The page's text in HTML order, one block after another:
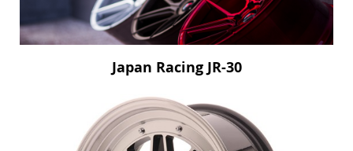
Japan Racing JR-30